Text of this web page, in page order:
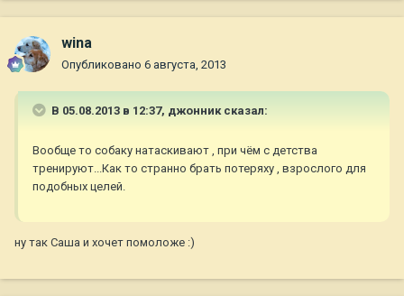
wina
Опубликовано 6 августа, 2013
В 05.08.2013 в 12:37, джонник сказал:
Вообще то собаку натаскивают , при чём с детства
тренируют...Как то странно брать потеряху , взрослого для
подобных целей.
ну так Саша и хочет помоложе :)